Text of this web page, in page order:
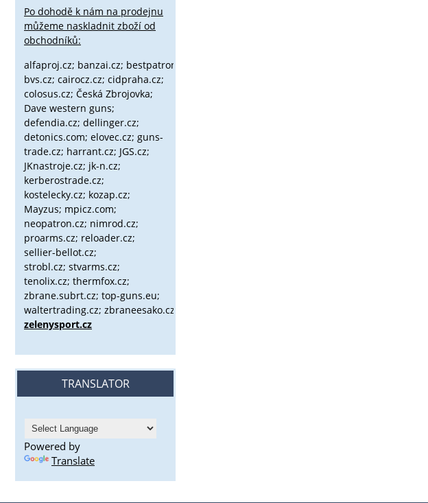
Po dohodě k nám na prodejnu
můžeme naskladnit zboží od
obchodníků:
alfaproj.cz; banzai.cz; bestpatron.eu;
bvs.cz; cairocz.cz; cidpraha.cz;
colosus.cz; Česká Zbrojovka;
Dave western guns;
defendia.cz; dellinger.cz;
detonics.com; elovec.cz; guns-
trade.cz; harrant.cz; JGS.cz;
JKnastroje.cz; jk-n.cz;
kerberostrade.cz;
kostelecky.cz; kozap.cz;
Mayzus; mpicz.com;
neopatron.cz; nimrod.cz;
proarms.cz; reloader.cz;
sellier-bellot.cz;
strobl.cz; stvarms.cz;
tenolix.cz; thermfox.cz;
zbrane.subrt.cz; top-guns.eu;
waltertrading.cz; zbraneesako.cz;
zelenysport.cz
TRANSLATOR
Powered by
Translate